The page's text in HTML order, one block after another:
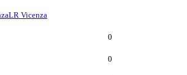
LR Vicenza
0
0